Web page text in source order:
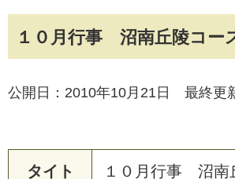
１０月行事 沼南丘陵コー
公開日：2010年10月21日 最終更
タイト
１ ０ 月 行事 沼南